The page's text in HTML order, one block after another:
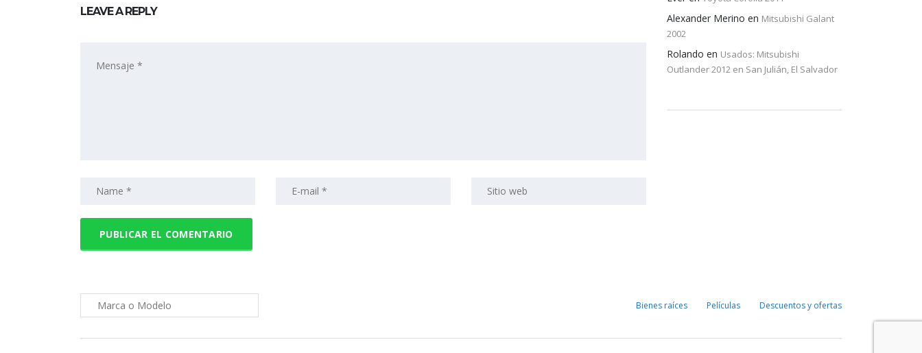
LEAVE A REPLY
Alexander Merino en Mitsubishi Galant
2002
Rolando en Usados: Mitsubishi
Outlander 2012 en San Julián, El Salvador
Bienes raíces Películas Descuentos y ofertas